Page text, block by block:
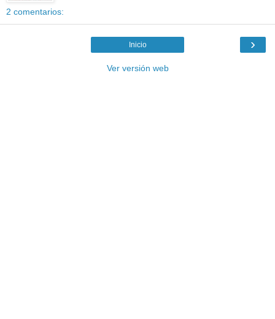
2 comentarios:
›
Inicio
Ver versión web